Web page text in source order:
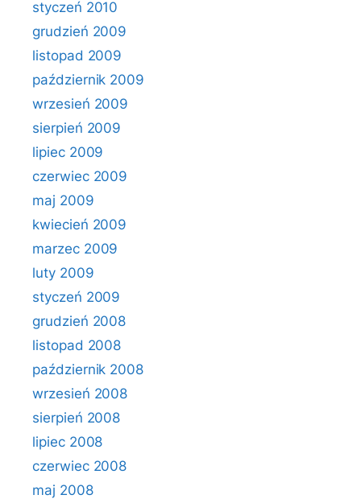
styczeń 2010
grudzień 2009
listopad 2009
październik 2009
wrzesień 2009
sierpień 2009
lipiec 2009
czerwiec 2009
maj 2009
kwiecień 2009
marzec 2009
luty 2009
styczeń 2009
grudzień 2008
listopad 2008
październik 2008
wrzesień 2008
sierpień 2008
lipiec 2008
czerwiec 2008
maj 2008